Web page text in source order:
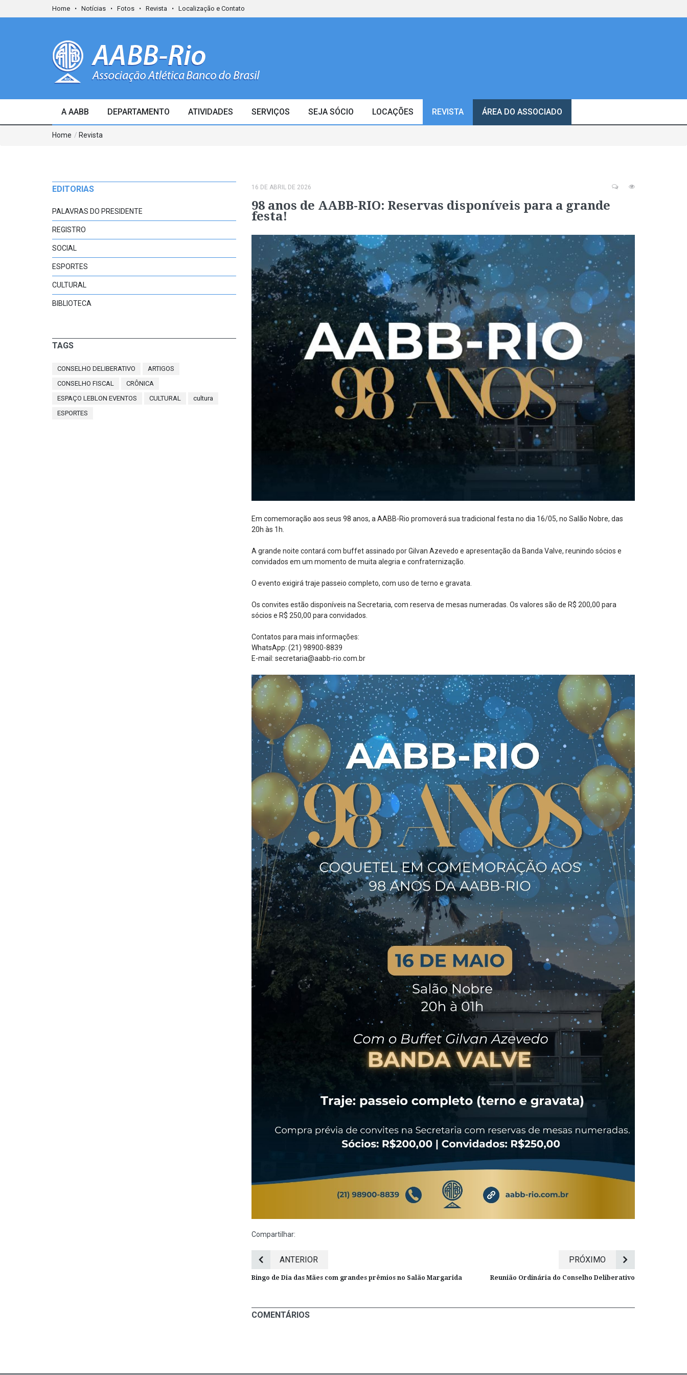
Home Notícias Fotos Revista Localização e Contato
A AABB DEPARTAMENTO ATIVIDADES SERVIÇOS SEJA SÓCIO LOCAÇÕES REVISTA ÁREA DO ASSOCIADO
Home / Revista
EDITORIAS
PALAVRAS DO PRESIDENTE
REGISTRO
SOCIAL
ESPORTES
CULTURAL
BIBLIOTECA
TAGS
CONSELHO DELIBERATIVO
ARTIGOS
CONSELHO FISCAL
CRÔNICA
ESPAÇO LEBLON EVENTOS
CULTURAL
cultura
ESPORTES
16 DE ABRIL DE 2026
98 anos de AABB-RIO: Reservas disponíveis para a grande
festa!
Em comemoração aos seus 98 anos, a AABB-Rio promoverá sua tradicional festa no dia 16/05, no Salão Nobre, das
20h às 1h.
A grande noite contará com buffet assinado por Gilvan Azevedo e apresentação da Banda Valve, reunindo sócios e
convidados em um momento de muita alegria e confraternização.
O evento exigirá traje passeio completo, com uso de terno e gravata.
Os convites estão disponíveis na Secretaria, com reserva de mesas numeradas. Os valores são de R$ 200,00 para
sócios e R$ 250,00 para convidados.
Contatos para mais informações:
WhatsApp: (21) 98900-8839
E-mail: secretaria@aabb-rio.com.br
Compartilhar:
ANTERIOR
Bingo de Dia das Mães com grandes prêmios no Salão Margarida
PRÓXIMO
Reunião Ordinária do Conselho Deliberativo
COMENTÁRIOS